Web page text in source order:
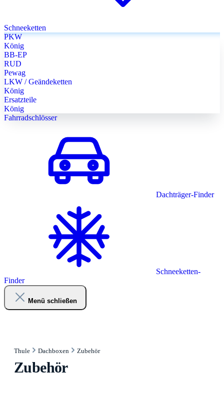
Schneeketten
PKW
König
BB-EP
RUD
Pewag
LKW / Geändeketten
König
Ersatzteile
König
Fahrradschlösser
Dachträger-Finder
Schneeketten-
Finder
Menü schließen
Thule Dachboxen Zubehör
Zubehör